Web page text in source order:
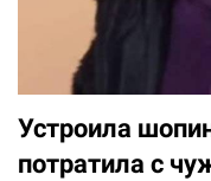
Устроила
потратила с